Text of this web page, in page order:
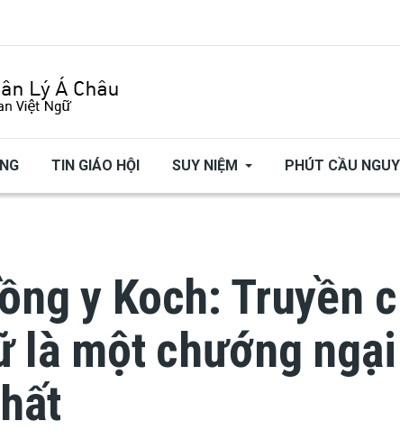
TIN GIÁO HỘI SUY NIỆM PHÚT CẦU
y Koch: Truyền
là một chướng